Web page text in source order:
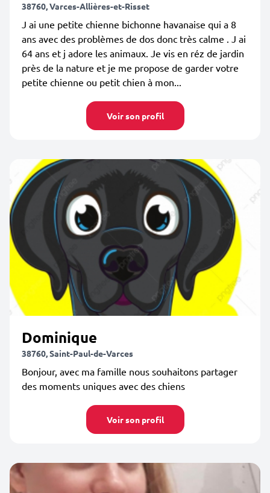
38760, Varces-Allières-et-Risset
J ai une petite chienne bichonne havanaise qui a 8
ans avec des problèmes de dos donc très calme . J ai
64 ans et j adore les animaux. Je vis en réz de jardin
près de la nature et je me propose de garder votre
petite chienne ou petit chien à mon...
Voir son profil
Dominique
38760, Saint-Paul-de-Varces
Bonjour, avec ma famille nous souhaitons partager
des moments uniques avec des chiens
Voir son profil